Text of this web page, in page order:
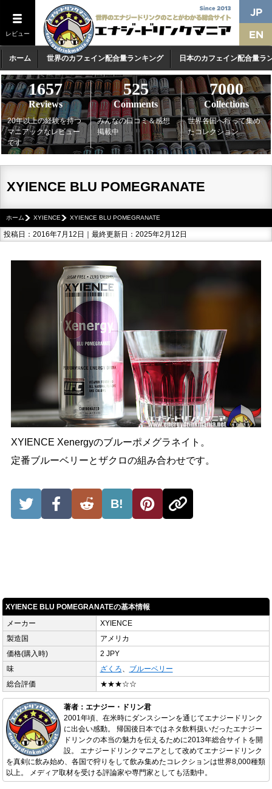
レビュー
ホーム 世界のカフェイン配合量ランキング 日本のカフェイン配合量ラ
1657
Reviews
20年以上の経験を持つ
マニアックなレビュー
です
525
Comments
みんなの口コミ＆感想
掲載中
7000
Collections
世界各国へ行って集め
たコレクション
XYIENCE BLU POMEGRANATE
ホーム XYIENCE XYIENCE BLU POMEGRANATE
投稿日：2016年7月12日｜最終更新日：2025年2月12日
XYIENCE Xenergyのブルーポメグラネイト。
定番ブルーベリーとザクロの組み合わせです。
B!
XYIENCE BLU POMEGRANATEの基本情報
メーカー
XYIENCE
製造国
アメリカ
価格(購入時)
2 JPY
味
ざくろ、
ブルーベリー
総合評価
★★★☆☆
著者：エナジー・ドリン君
2001年頃、在米時にダンスシーンを通じてエナジードリンク
に出会い感動。 帰国後日本ではネタ飲料扱いだったエナジー
ドリンクの本当の魅力を伝えるために2013年総合サイトを開
設。 エナジードリンクマニアとして改めてエナジードリンク
を真剣に飲み始め、各国で狩りをして飲み集めたコレクションは世界8,000種類
以上。 メディア取材を受ける評論家や専門家としても活動中。